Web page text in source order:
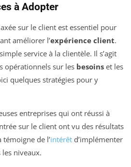
à Adopter
axée sur le client est essentiel pour
améliorer l’expérience client.
service à la clientèle. Il s’agit
opérationnels sur les besoins et les
quelques stratégies pour y
entreprises qui ont réussi à
sur le client ont vu des résultats
de l’intérêt d’implémenter
les niveaux.